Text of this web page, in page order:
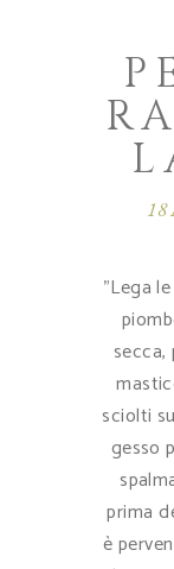
18
”Lega
sciolti
gesso
prima
è